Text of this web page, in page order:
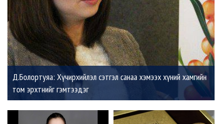
Д.Болортуяа: Хүчирхийлэл сэтгэл санаа хэмээх хүний хамгийн
том эрхтнийг гэмтээдэг